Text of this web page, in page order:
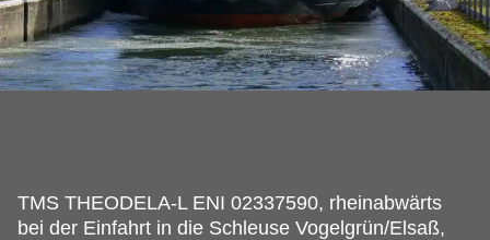
TMS THEODELA-L ENI 02337590, rheinabwärts
bei der Einfahrt in die Schleuse Vogelgrün/Elsaß,